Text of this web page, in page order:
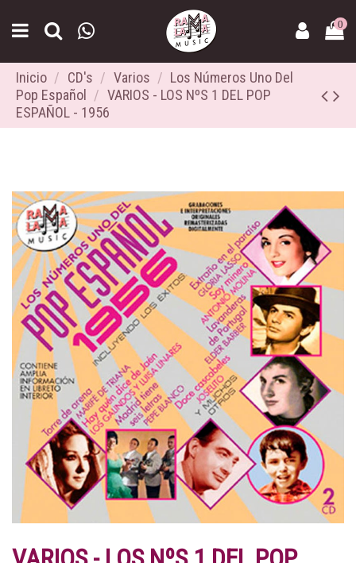
0
Inicio CD's Varios
Los Números Uno Del
Pop Español
VARIOS - LOS NºS 1 DEL POP
ESPAÑOL - 1956